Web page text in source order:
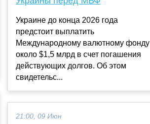
Украине до конца 2026 года
предстоит выплатить
Международному валютному фонду
около $1,5 млрд в счет погашения
действующих долгов. Об этом
свидетельс...
21:00, 09 Июн